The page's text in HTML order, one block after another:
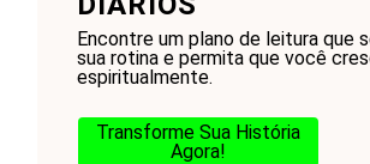
Encontre um plano de leitura que
sua rotina e permita que você
espiritualmente.
Transforme Sua História
Agora!